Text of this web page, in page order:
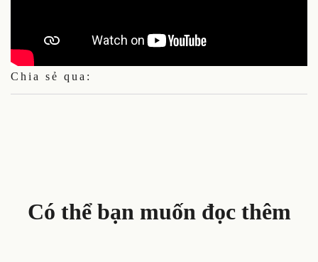
Chia sẻ qua:
Có thể bạn muốn đọc thêm